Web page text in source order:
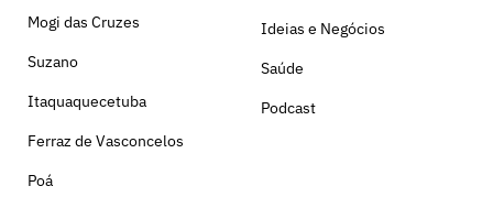
Mogi das Cruzes
Suzano
Itaquaquecetuba
Ferraz de Vasconcelos
Poá
Ideias e Negócios
Saúde
Podcast